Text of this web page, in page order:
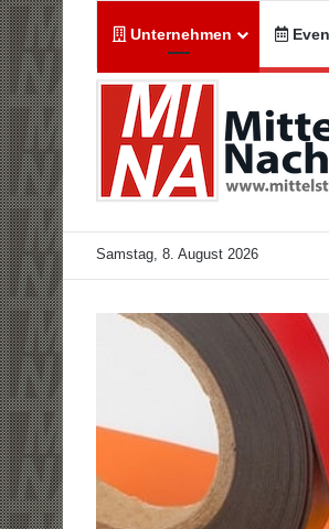
Unternehmen
Samstag, 8. August 2026